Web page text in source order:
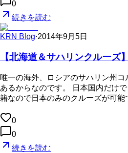
0
続きを読む
KRN Blog·2014年9月5日
【北海道＆サハリンクルー
唯一の海外、ロシアのサハリン州
あるからなのです。 日本国内だけ
籍なので日本のみのクルーズが可
0
0
続きを読む